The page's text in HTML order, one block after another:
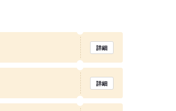
詳細
詳細